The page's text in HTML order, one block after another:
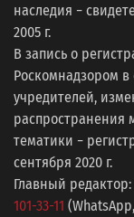
наследия −
2005 г.
В запись о
Роскомнадзором в
учредителей,
распространения
тематики −
сентября 2020 г.
Главный
101-33-11